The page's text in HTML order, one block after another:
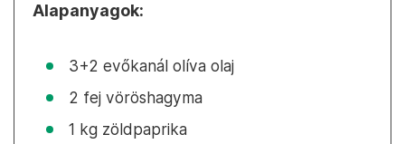
Alapanyagok:
3+2 evőkanál olíva olaj
2 fej vöröshagyma
1 kg zöldpaprika